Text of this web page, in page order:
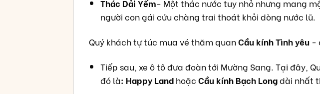
Thác Dải Yếm- Một thác nước tuy nhỏ nhưng mang
người con gái cứu chàng trai thoát khỏi dòng nước lũ.
Quý khách tự túc mua vé thăm quanCầu kính Tình yêu -
Tiếp sau, xe ô tô đưa đoàn tới Mường Sang. Tại đây,
đó là: Happy LandhoặcCầu kính Bạch Longdài nhất